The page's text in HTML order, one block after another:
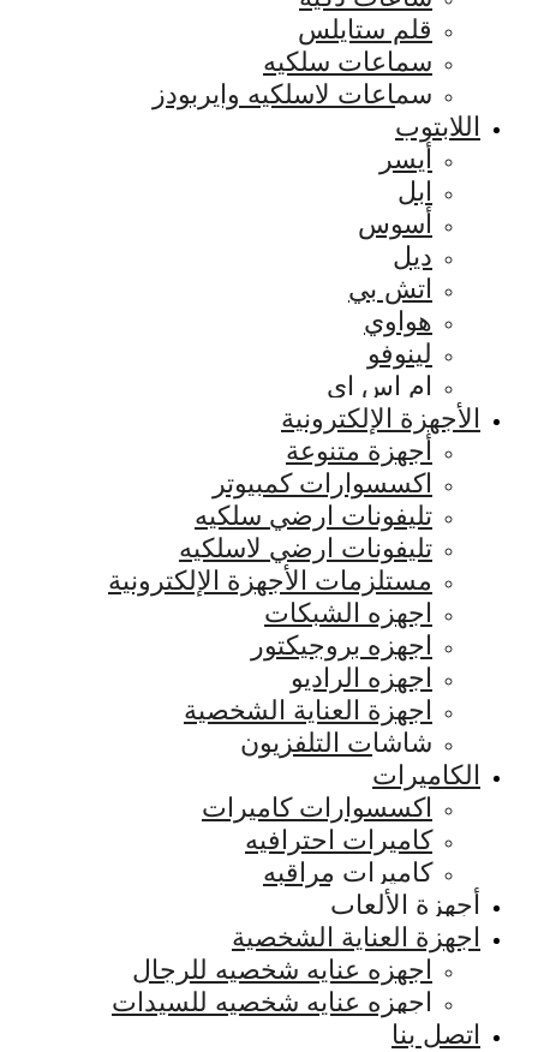
قلم ستايلس
سماعات سلكيه
سماعات لاسلكيه وايربودز
اللابتوب
أيسر
ابل
أسوس
ديل
اتش بي
هواوي
لينوفو
ام اس اي
الأجهزة الإلكترونية
أجهزة متنوعة
اكسسوارات كمبيوتر
تليفونات ارضي سلكيه
تليفونات ارضي لاسلكيه
مستلزمات الأجهزة الإلكترونية
اجهزه الشبكات
اجهزه بروجيكتور
اجهزه الراديو
اجهزة العناية الشخصية
شاشات التلفزيون
الكاميرات
اكسسوارات كاميرات
كاميرات احترافيه
كاميرات مراقبه
أجهزة الألعاب
اجهزة العناية الشخصية
اجهزه عنايه شخصيه للرجال
اجهزه عنايه شخصيه للسيدات
اتصل بنا